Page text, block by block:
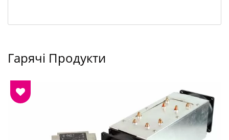
Гарячі Продукти